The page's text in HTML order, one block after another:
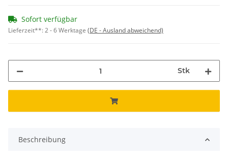
Sofort verfügbar
Lieferzeit**:2 - 6 Werktage (DE - Ausland abweichend)
Stk
Beschreibung